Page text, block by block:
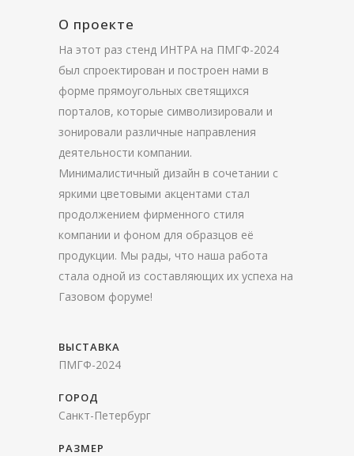
О проекте
На этот раз стенд ИНТРА на ПМГФ-2024
был спроектирован и построен нами в
форме прямоугольных светящихся
порталов, которые символизировали и
зонировали различные направления
деятельности компании.
Минималистичный дизайн в сочетании с
яркими цветовыми акцентами стал
продолжением фирменного стиля
компании и фоном для образцов её
продукции. Мы рады, что наша работа
стала одной из составляющих их успеха на
Газовом форуме!
ВЫСТАВКА
ПМГФ-2024
ГОРОД
Санкт-Петербург
РАЗМЕР